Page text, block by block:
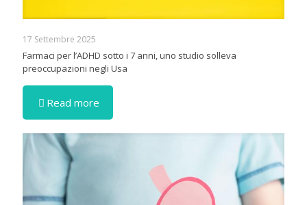
17 Settembre 2025
Farmaci per l’ADHD sotto i 7 anni, uno studio solleva
preoccupazioni negli Usa
Read more